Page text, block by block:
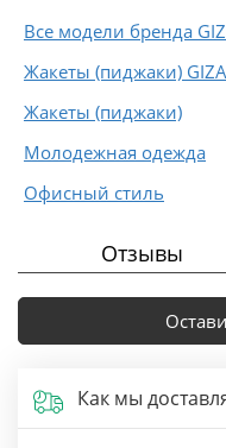
Все модели бренда
Жакеты (пиджаки)
Жакеты (пиджаки)
Молодежная одежда
Офисный стиль
Отзывы
Как мы